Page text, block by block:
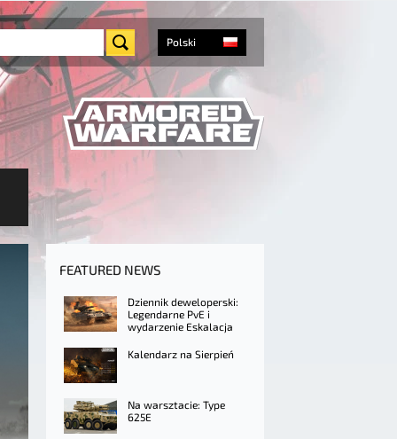
Polski
FEATURED NEWS
Dziennik deweloperski:
Legendarne PvE i
wydarzenie Eskalacja
Kalendarz na Sierpień
Na warsztacie: Type
625E